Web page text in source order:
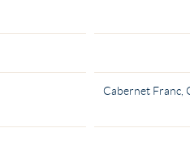
Cabernet Franc,